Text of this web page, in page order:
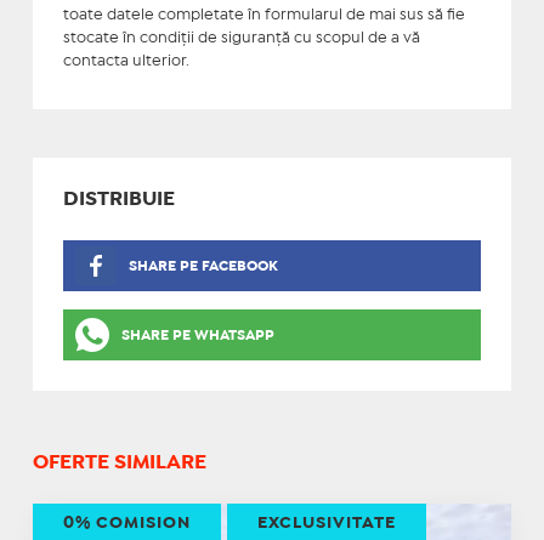
toate datele completate în formularul de mai sus să fie
stocate în condiţii de siguranţă cu scopul de a vă
contacta ulterior.
DISTRIBUIE
SHARE PE FACEBOOK
SHARE PE WHATSAPP
OFERTE SIMILARE
0% COMISION EXCLUSIVITATE